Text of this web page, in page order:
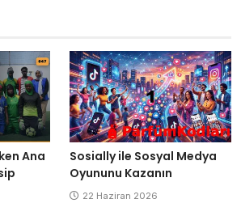
Ana
Sosially ile Sosyal Medya
Oyununu Kazanın
22 Haziran 2026